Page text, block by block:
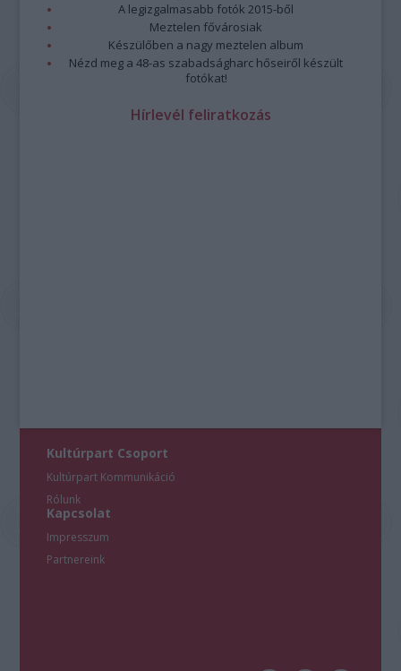
A legizgalmasabb fotók 2015-ből
Meztelen fővárosiak
Készülőben a nagy meztelen album
Nézd meg a 48-as szabadságharc hőseiről készült
fotókat!
Hírlevél feliratkozás
Kultúrpart Csoport
Kultúrpart Kommunikáció
Rólunk
Kapcsolat
Impresszum
Partnereink